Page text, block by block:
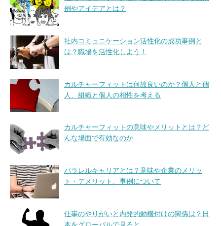
例やアイデアとは？
社内コミュニケーション活性化の成功事例と
は？職場を活性化しよう！
カルチャーフィットは何故良いのか？個人と個
人、組織と個人の相性を考える
カルチャーフィットの意味やメリットとは？ど
んな場面で有効なのか
パラレルキャリアとは？意味や企業のメリッ
ト・デメリット、事例について
仕事のやりがいと内発的動機付けの関係は？日
本をグローバルで見ると